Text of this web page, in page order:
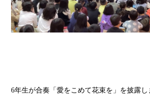
6年生が合奏「愛をこめて花束を」を披露し